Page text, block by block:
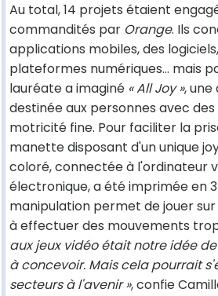
Au total, 14 projets étaient
commandités par Orange. Ils
applications mobiles, des
plateformes numériques… mais
lauréate a imaginé « All Joy »,
destinée aux personnes avec
motricité fine. Pour faciliter la
manette disposant d'un unique
coloré, connectée à l'ordinateur
électronique, a été imprimée en
manipulation permet de jouer
à effectuer des mouvements
aux jeux vidéo était notre idée
à concevoir. Mais cela pourrait
secteurs à l'avenir », confie